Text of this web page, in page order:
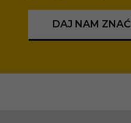
DAJ NAM ZNAĆ